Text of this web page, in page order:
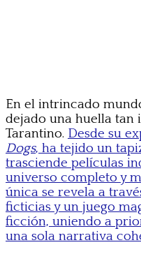
En el intrincado
dejado una huella tan
Tarantino. Desde su
Dogs, ha tejido un
trasciende películas
universo completo y
única se revela a
ficticias y un juego
ficción, uniendo a
una sola narrativa